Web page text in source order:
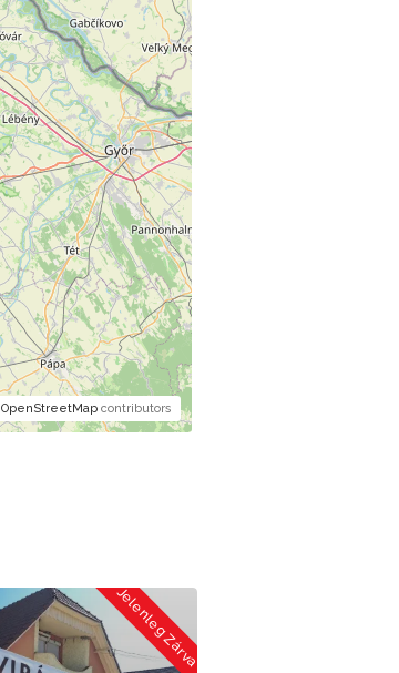
OpenStreetMapcontributors
Jelenleg Zárva